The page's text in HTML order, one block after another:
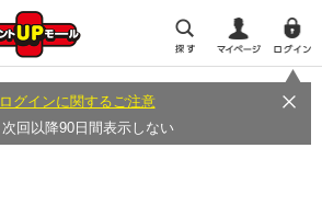
ログインに関するご注意
次回以降90日間表示しない